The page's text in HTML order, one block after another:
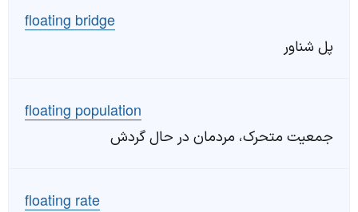
floating bridge
پل شناور
floating population
جمعیت متحرک، مردمان در حال گردش
floating rate